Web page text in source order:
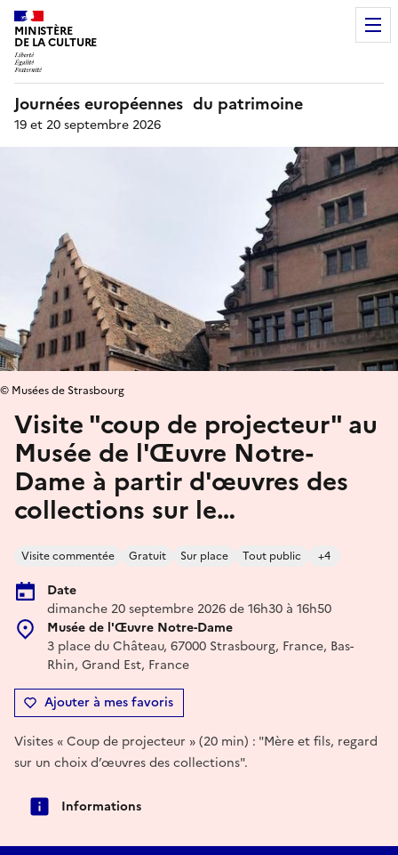
MINISTÈRE
DE LA CULTURE
Journées européennes du patrimoine
19 et 20 septembre 2026
Visite "coup de projecteur" au
Musée de l'Œuvre Notre-
Dame à partir d'œuvres des
collections sur le…
Visite commentée Gratuit Sur place Tout public +4
Date
dimanche 20 septembre 2026 de 16h30 à 16h50
Musée de l'Œuvre Notre-Dame
3 place du Château, 67000 Strasbourg, France, Bas-
Rhin, Grand Est, France
Ajouter à mes favoris
© Musées de Strasbourg
Visites « Coup de projecteur » (20 min) : "Mère et fils, regard
sur un choix d’œuvres des collections".
Informations